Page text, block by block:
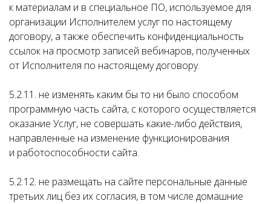
к материалам и в специальное ПО, используемое для
организации Исполнителем услуг по настоящему
договору, а также обеспечить конфиденциальность
ссылок на просмотр записей вебинаров, полученных
от Исполнителя по настоящему договору.
5.2.11. не изменять каким бы то ни было способом
программную часть сайта, с которого осуществляется
оказание Услуг, не совершать какие-либо действия,
направленные на изменение функционирования
и работоспособности сайта.
5.2.12. не размещать на сайте персональные данные
третьих лиц без их согласия, в том числе домашние